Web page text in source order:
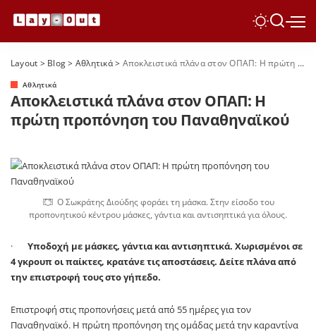
Layout > Blog> Αθλητικά> Αποκλειστικά πλάνα στον ΟΠΑΠ: Η πρώτη προπόνηση του Παναθηναϊκού
Αθλητικά
Αποκλειστικά πλάνα στον ΟΠΑΠ: Η
πρώτη προπόνηση του Παναθηναϊκού
Ο Σωκράτης Διούδης φοράει τη μάσκα. Στην είσοδο του
προπονητικού κέντρου μάσκες, γάντια και αντισηπτικά για όλους.
· Υποδοχή με μάσκες, γάντια και αντισηπτικά. Χωρισμένοι σε
4 γκρουπ οι παίκτες, κρατάνε τις αποστάσεις. Δείτε πλάνα από
την επιστροφή τους στο γήπεδο.
Επιστροφή στις προπονήσεις μετά από 55 ημέρες για τον
Παναθηναϊκό. Η πρώτη προπόνηση της ομάδας μετά την καραντίνα